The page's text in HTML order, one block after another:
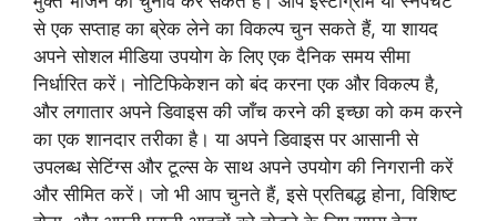
से एक सप्ताह का ब्रेक लेने का विकल्प चुन सकते हैं, या शायद
अपने सोशल मीडिया उपयोग के लिए एक दैनिक समय सीमा
निर्धारित करें। नोटिफिकेशन को बंद करना एक और विकल्प है,
और लगातार अपने डिवाइस की जाँच करने की इच्छा को कम करने
का एक शानदार तरीका है। या अपने डिवाइस पर आसानी से
उपलब्ध सेटिंग्स और टूल्स के साथ अपने उपयोग की निगरानी करें
और सीमित करें। जो भी आप चुनते हैं, इसे प्रतिबद्ध होना, विशिष्ट